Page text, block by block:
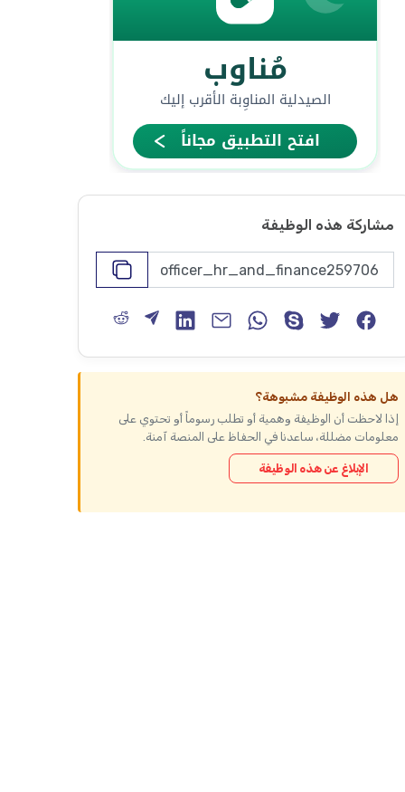
مشاركة هذه الوظيفة
هل هذه الوظيفة مشبوهة؟
إذا لاحظت أن الوظيفة وهمية أو تطلب رسوماً أو تحتوي على
معلومات مضللة، ساعدنا في الحفاظ على المنصة آمنة.
الإبلاغ عن هذه الوظيفة